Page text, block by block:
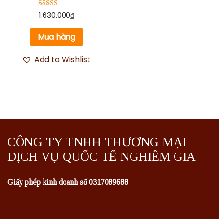
Được xếp
hạng
5 sao
1.630.000₫
Mua hàng
Add to Wishlist
CÔNG TY TNHH THƯƠNG MẠI
DỊCH VỤ QUỐC TẾ NGHIÊM GIA
Giấy phép kinh doanh số 0317089688